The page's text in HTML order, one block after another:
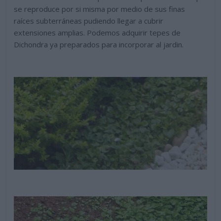
se reproduce por si misma por medio de sus finas
raíces subterráneas pudiendo llegar a cubrir
extensiones amplias. Podemos adquirir tepes de
Dichondra ya preparados para incorporar al jardin.